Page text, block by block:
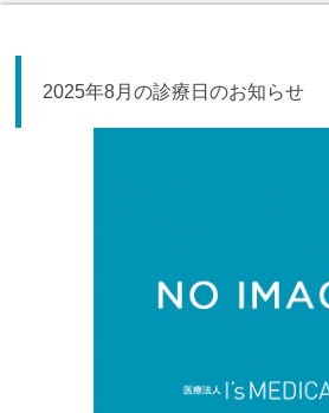
2025年8月の診療日のお知らせ